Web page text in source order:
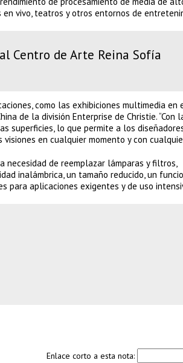
vivo, teatros y otros entornos de
Centro de Arte Reina Sofía
como las exhibiciones multimedia en
de la división Enterprise de Christie. “Con
superficies, lo que permite a los
en cualquier momento y con
necesidad de reemplazar lámparas y filtros,
inalámbrica, un tamaño reducido, un
para aplicaciones exigentes y de uso
Enlace corto a esta nota: